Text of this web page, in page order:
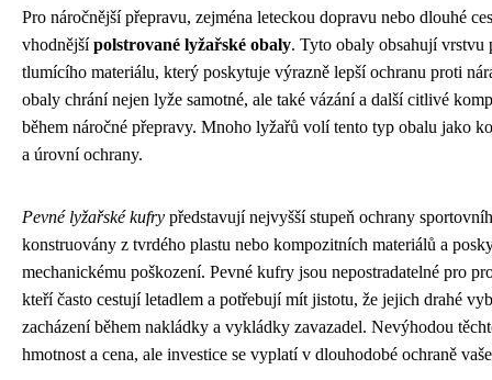
Pro náročnější přepravu, zejména leteckou dopravu nebo dlouhé
vhodnějšípolstrované lyžařské obaly. Tyto obaly obsahují vrstvu
tlumícího materiálu, který poskytuje výrazně lepší ochranu proti
obaly chrání nejen lyže samotné, ale také vázání a další citlivé
během náročné přepravy. Mnoho lyžařů volí tento typ obalu jako
a úrovní ochrany.
Pevné lyžařské kufry představují nejvyšší stupeň ochrany
konstruovány z tvrdého plastu nebo kompozitních materiálů a
mechanickému poškození. Pevné kufry jsou nepostradatelné pro
kteří často cestují letadlem a potřebují mít jistotu, že jejich drahé
zacházení během nakládky a vykládky zavazadel. Nevýhodou
hmotnost a cena, ale investice se vyplatí v dlouhodobé ochraně